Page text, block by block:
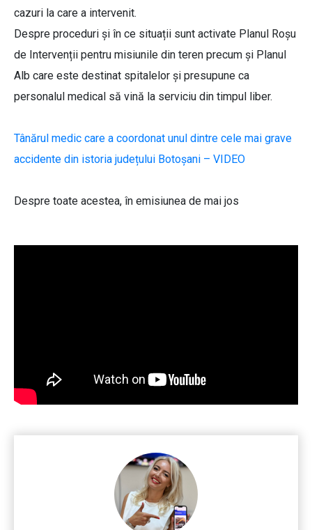
cazuri la care a intervenit.
Despre proceduri și în ce situații sunt activate Planul Roșu
de Intervenții pentru misiunile din teren precum și Planul
Alb care este destinat spitalelor și presupune ca
personalul medical să vină la serviciu din timpul liber.
Tânărul medic care a coordonat unul dintre cele mai grave
accidente din istoria județului Botoșani – VIDEO
Despre toate acestea, în emisiunea de mai jos